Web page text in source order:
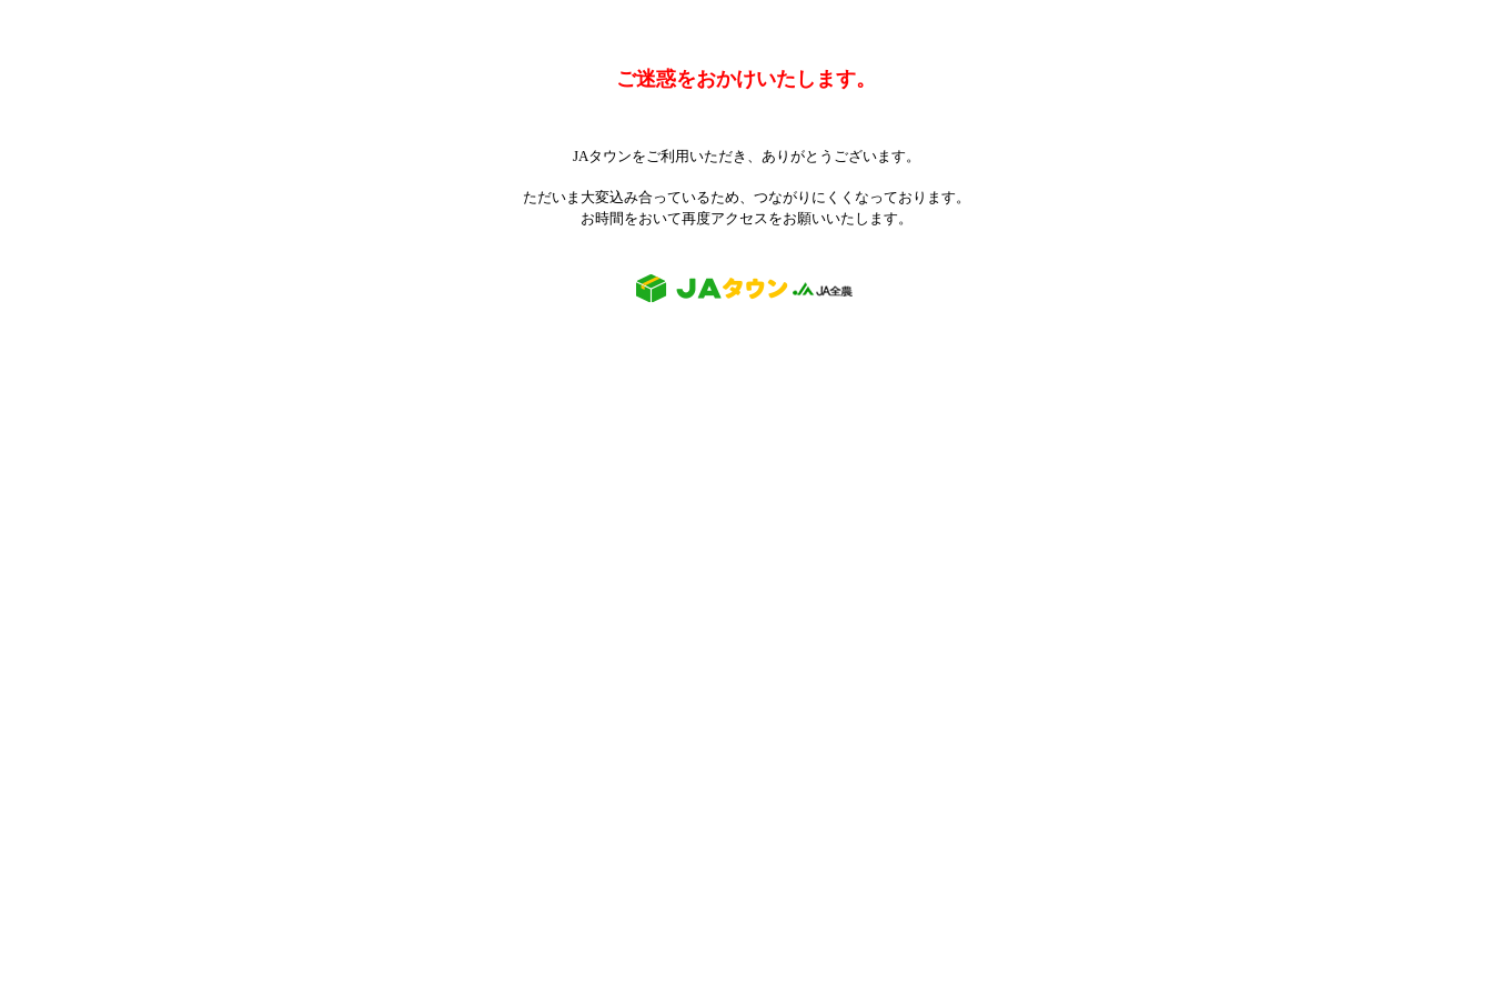
ご迷惑をおかけいたします。
JAタウンをご利用いただき、ありがとうございます。
ただいま大変込み合っているため、つながりにくくなっております。
お時間をおいて再度アクセスをお願いいたします。